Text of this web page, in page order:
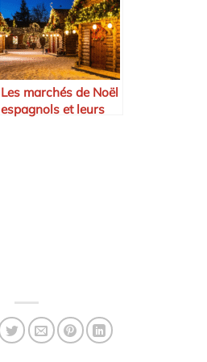
Les marchés de Noël
espagnols et leurs